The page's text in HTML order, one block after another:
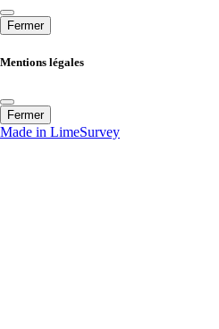
Fermer
Mentions légales
Fermer
Made in LimeSurvey